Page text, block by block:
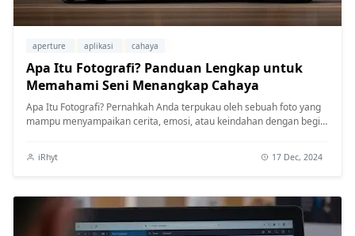
aperture aplikasi cahaya
Apa Itu Fotografi? Panduan Lengkap untuk
Memahami Seni Menangkap Cahaya
Apa Itu Fotografi? Pernahkah Anda terpukau oleh sebuah foto yang
mampu menyampaikan cerita, emosi, atau keindahan dengan begitu
iRhyt 17 Dec, 2024